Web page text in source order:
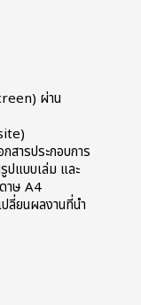
ผ่าน
สารประกอบการ
แบบเล่ม และ
าษ A4
ลี่ยนผลงานที่นำ